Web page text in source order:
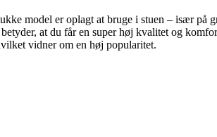
model er oplagt at bruge i stuen – især på
at du får en super høj kvalitet og
vidner om en høj popularitet.